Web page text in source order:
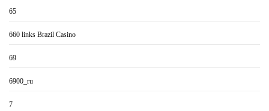
65
660 links Brazil Casino
69
6900_ru
7